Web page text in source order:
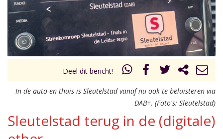
Deel dit bericht!
In de auto en thuis is Sleutelstad vanaf nu ook te beluisteren via
DAB+. (Foto's: Sleutelstad)
Sleutelstad terug in de (digitale)